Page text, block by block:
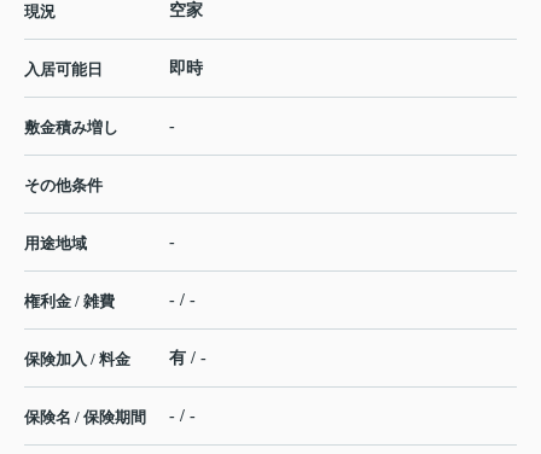
現況 空家
入居可能日 即時
敷金積み増し -
その他条件
用途地域 -
権利金 / 雑費 - / -
保険加入 / 料金 有 / -
保険名 / 保険期間 - / -